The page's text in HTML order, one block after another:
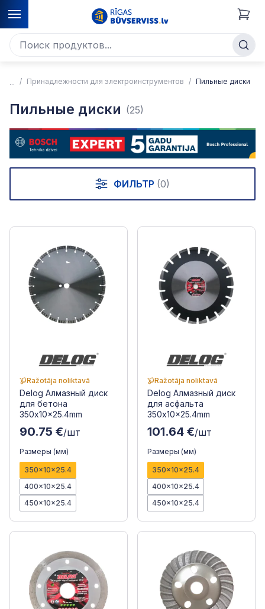
Принадлежности для электроинструментов Пильные диски
Пильные диски (25)
ФИЛЬТР (0)
Ražotāja noliktavā
Delog Алмазный диск
для бетона
350x10x25.4mm
90.75 €/шт
Размеры (мм)
350x10x25.4
400x10x25.4
450x10x25.4
Ražotāja noliktavā
Delog Алмазный диск
для асфальта
350x10x25.4mm
101.64 €/шт
Размеры (мм)
350x10x25.4
400x10x25.4
450x10x25.4